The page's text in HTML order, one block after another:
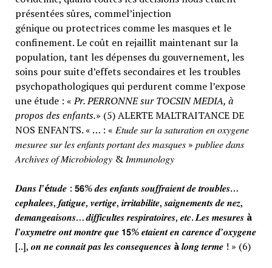
présentées sûres, commel’injection
génique ou protectrices comme les masques et le
confinement. Le coût en rejaillit maintenant sur la
population, tant les dépenses du gouvernement, les
soins pour suite d’effets secondaires et les troubles
psychopathologiques qui perdurent comme l’expose
une étude : «Pr. PERRONNE sur TOCSIN MEDIA, à
propos des enfants.» (5) ALERTE MALTRAITANCE DE
NOS ENFANTS. « … : « 𝐸𝑡𝑢𝑑𝑒 𝑠𝑢𝑟 𝑙𝑎 𝑠𝑎𝑡𝑢𝑟𝑎𝑡𝑖𝑜𝑛 𝑒𝑛 𝑜𝑥𝑦𝑔𝑒𝑛𝑒
𝑚𝑒𝑠𝑢𝑟𝑒𝑒 𝑠𝑢𝑟 𝑙𝑒𝑠 𝑒𝑛𝑓𝑎𝑛𝑡𝑠 𝑝𝑜𝑟𝑡𝑎𝑛𝑡 𝑑𝑒𝑠 𝑚𝑎𝑠𝑞𝑢𝑒𝑠 » 𝑝𝑢𝑏𝑙𝑖𝑒𝑒 𝑑𝑎𝑛𝑠
𝐴𝑟𝑐ℎ𝑖𝑣𝑒𝑠 𝑜𝑓 𝑀𝑖𝑐𝑟𝑜𝑏𝑖𝑜𝑙𝑜𝑔𝑦 & 𝐼𝑚𝑚𝑢𝑛𝑜𝑙𝑜𝑔𝑦
𝑫𝒂𝒏𝒔 𝒍’é𝒕𝒖𝒅𝒆 : 𝟱𝟲% 𝒅𝒆𝒔 𝒆𝒏𝒇𝒂𝒏𝒕𝒔 𝒔𝒐𝒖𝒇𝒇𝒓𝒂𝒊𝒆𝒏𝒕 𝒅𝒆 𝒕𝒓𝒐𝒖𝒃𝒍𝒆𝒔…
𝒄𝒆𝒑𝒉𝒂𝒍𝒆𝒆𝒔, 𝒇𝒂𝒕𝒊𝒈𝒖𝒆, 𝒗𝒆𝒓𝒕𝒊𝒈𝒆, 𝒊𝒓𝒓𝒊𝒕𝒂𝒃𝒊𝒍𝒊𝒕𝒆, 𝒔𝒂𝒊𝒈𝒏𝒆𝒎𝒆𝒏𝒕𝒔 𝒅𝒆 𝒏𝒆𝒛,
𝒅𝒆𝒎𝒂𝒏𝒈𝒆𝒂𝒊𝒔𝒐𝒏𝒔… 𝒅𝒊𝒇𝒇𝒊𝒄𝒖𝒍𝒕𝒆𝒔 𝒓𝒆𝒔𝒑𝒊𝒓𝒂𝒕𝒐𝒊𝒓𝒆𝒔, 𝒆𝒕𝒄. 𝑳𝒆𝒔 𝒎𝒆𝒔𝒖𝒓𝒆𝒔 à
𝒍’𝒐𝒙𝒚𝒎𝒆𝒕𝒓𝒆 𝒐𝒏𝒕 𝒎𝒐𝒏𝒕𝒓𝒆 𝒒𝒖𝒆 𝟭𝟱% 𝒆𝒕𝒂𝒊𝒆𝒏𝒕 𝒆𝒏 𝒄𝒂𝒓𝒆𝒏𝒄𝒆 𝒅’𝒐𝒙𝒚𝒈𝒆𝒏𝒆
[..], 𝒐𝒏 𝒏𝒆 𝒄𝒐𝒏𝒏𝒂𝒊𝒕 𝒑𝒂𝒔 𝒍𝒆𝒔 𝒄𝒐𝒏𝒔𝒆𝒒𝒖𝒆𝒏𝒄𝒆𝒔 à𝒍𝒐𝒏𝒈 𝒕𝒆𝒓𝒎𝒆 ! » (6)